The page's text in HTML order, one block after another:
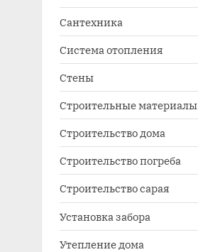
Сантехника
Система отопления
Стены
Строительные материалы
Строительство дома
Строительство погреба
Строительство сарая
Установка забора
Утепление дома